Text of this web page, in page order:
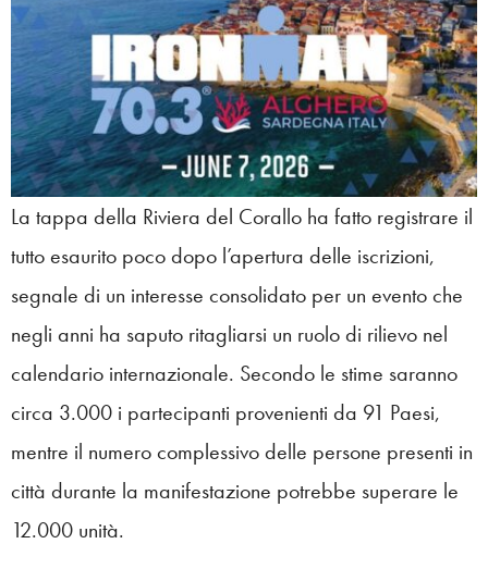
La tappa della Riviera del Corallo ha fatto registrare il
tutto esaurito poco dopo l’apertura delle iscrizioni,
segnale di un interesse consolidato per un evento che
negli anni ha saputo ritagliarsi un ruolo di rilievo nel
calendario internazionale. Secondo le stime saranno
circa 3.000 i partecipanti provenienti da 91 Paesi,
mentre il numero complessivo delle persone presenti in
città durante la manifestazione potrebbe superare le
12.000 unità.